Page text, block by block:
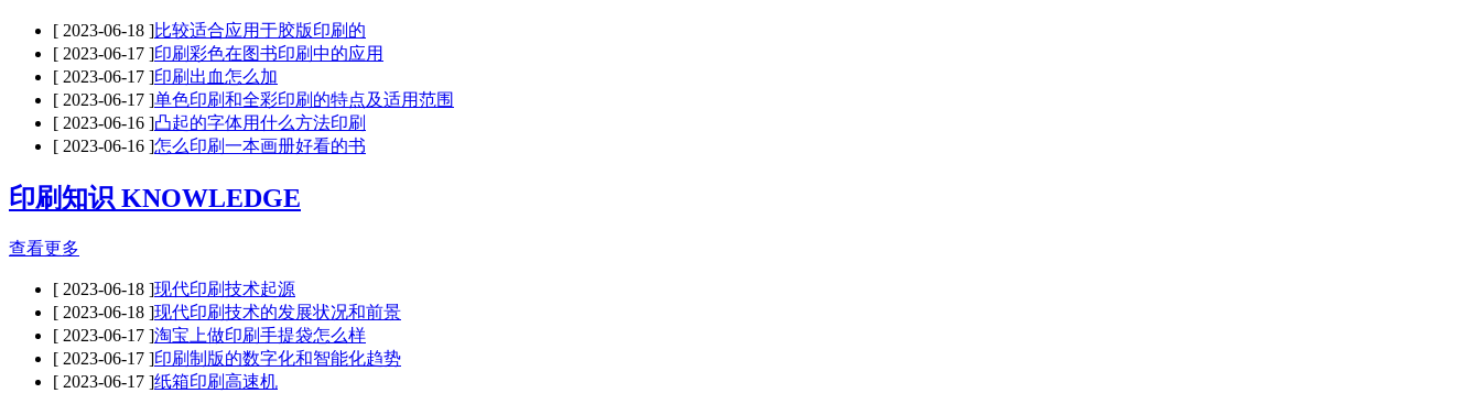
[ 2023-06-18 ]比较适合应用于胶版印刷的
[ 2023-06-17 ]印刷彩色在图书印刷中的应用
[ 2023-06-17 ]印刷出血怎么加
[ 2023-06-17 ]单色印刷和全彩印刷的特点及适用范围
[ 2023-06-16 ]凸起的字体用什么方法印刷
[ 2023-06-16 ]怎么印刷一本画册好看的书
印刷知识 KNOWLEDGE
查看更多
[ 2023-06-18 ]现代印刷技术起源
[ 2023-06-18 ]现代印刷技术的发展状况和前景
[ 2023-06-17 ]淘宝上做印刷手提袋怎么样
[ 2023-06-17 ]印刷制版的数字化和智能化趋势
[ 2023-06-17 ]纸箱印刷高速机